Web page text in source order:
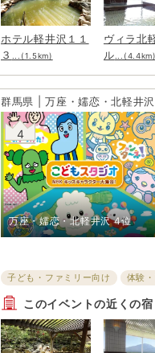
ホテル軽井沢１１
３
...(1.5km)
ヴィラ北
ル ...(4.4km)
群馬県 | 万座・嬬恋・北軽井沢
4
万座・嬬恋・北軽井沢 4位
子ども・ファミリー向け 体験
このイベントの近くの宿